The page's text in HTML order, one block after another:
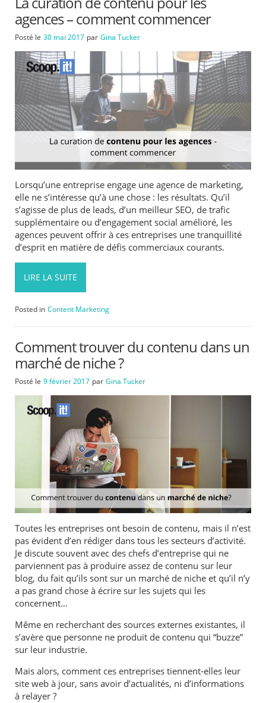
agences – comment commencer
Posté le 30 mai 2017 par Gina Tucker
Lorsqu’une entreprise engage une agence de marketing,
elle ne s’intéresse qu’à une chose : les résultats. Qu’il
s’agisse de plus de leads, d’un meilleur SEO, de trafic
supplémentaire ou d’engagement social amélioré, les
agences peuvent offrir à ces entreprises une tranquillité
d’esprit en matière de défis commerciaux courants.
LIRE LA SUITE
Posted in Content Marketing
Comment trouver du contenu dans un
marché de niche ?
Posté le 9 février 2017 par Gina Tucker
Toutes les entreprises ont besoin de contenu, mais il n’est
pas évident d’en rédiger dans tous les secteurs d’activité.
Je discute souvent avec des chefs d’entreprise qui ne
parviennent pas à produire assez de contenu sur leur
blog, du fait qu’ils sont sur un marché de niche et qu’il n’y
a pas grand chose à écrire sur les sujets qui les
concernent…
Même en recherchant des sources externes existantes, il
s’avère que personne ne produit de contenu qui “buzze”
sur leur industrie.
Mais alors, comment ces entreprises tiennent-elles leur
site web à jour, sans avoir d’actualités, ni d’informations
à relayer ?